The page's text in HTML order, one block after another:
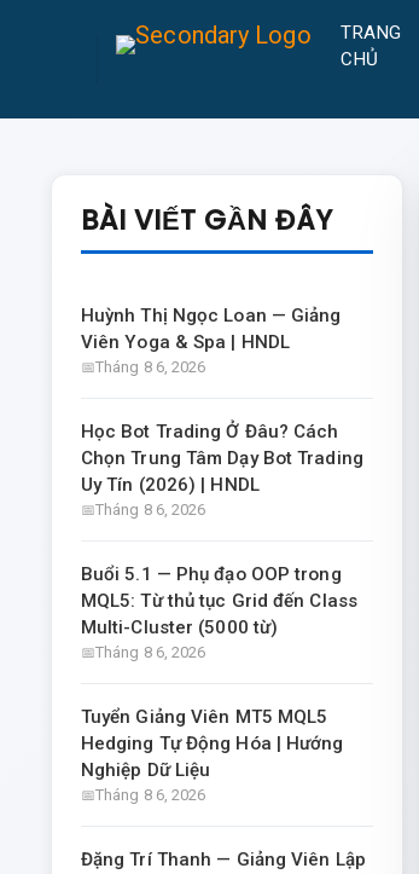
TRANG
CHỦ
BÀI VIẾT GẦN ĐÂY
Huỳnh Thị Ngọc Loan — Giảng
Viên Yoga & Spa | HNDL
Tháng 8 6, 2026
Học Bot Trading Ở Đâu? Cách
Chọn Trung Tâm Dạy Bot Trading
Uy Tín (2026) | HNDL
Tháng 8 6, 2026
Buổi 5.1 — Phụ đạo OOP trong
MQL5: Từ thủ tục Grid đến Class
Multi-Cluster (5000 từ)
Tháng 8 6, 2026
Tuyển Giảng Viên MT5 MQL5
Hedging Tự Động Hóa | Hướng
Nghiệp Dữ Liệu
Tháng 8 6, 2026
Đặng Trí Thanh — Giảng Viên Lập